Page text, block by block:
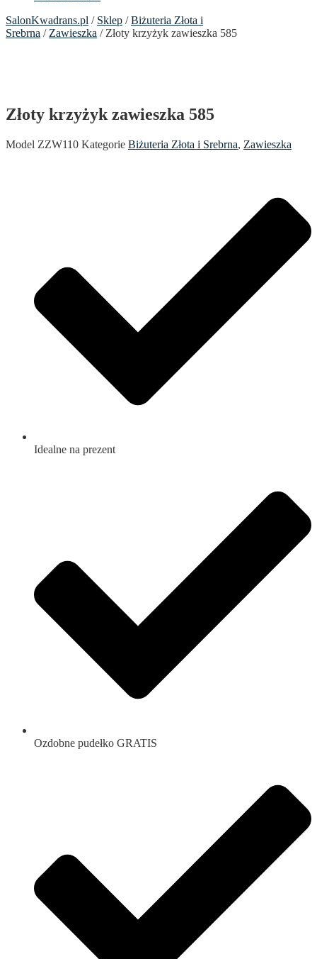
SalonKwadrans.pl / Sklep /Biżuteria Złota i
Srebrna / Zawieszka / Złoty krzyżyk zawieszka 585
Złoty krzyżyk zawieszka 585
Model ZZW110 Kategorie Biżuteria Złota i Srebrna, Zawieszka
Idealne na prezent
Ozdobne pudełko GRATIS